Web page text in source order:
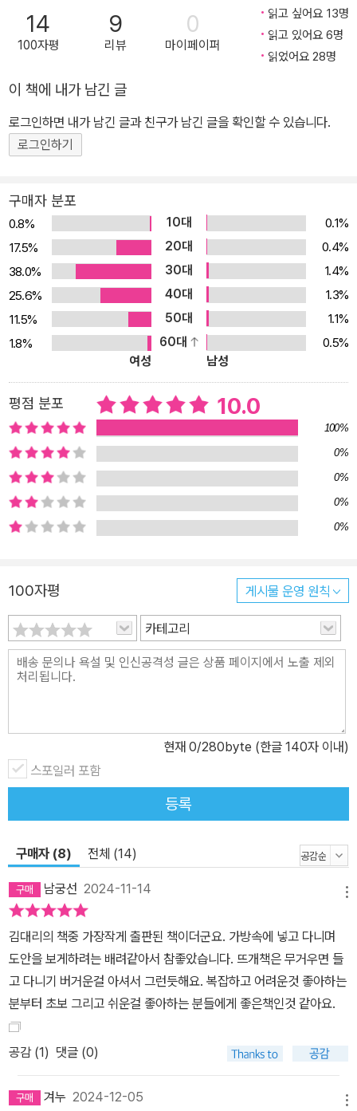
카디건을 떠볼 수 있는 ‘플랫베리 숄칼라 카디건’, 여름에도 뜨개를 놓
고 싶지 않은 사람들을 위한 ‘스퀘어넥 플레어 티’, 바느질 없이 칼라
부터 완성되는 ‘코위찬 칼라 스웨터’, 탑다운이지만 바텀업 같은 소매
리야스뜨기로 완성하는 ‘빙봉 스웨터’, 탑다운으로 뜨는 아란무늬의
‘플랫베리 스웨터’, 2시간 안에 완성하는 ‘알파카 부클 비니’, 1시간에
한 짝을 완성하는 ‘청키 탑다운 손모아장갑’, 배색이 어려운 사람들이
만 모았다 이번 책의 주제를 하나로 꼽자면 ‘더 쉽게 뜨는 탑다운 도
안’이라고 할 수 있다. 몸의 앞뒤판과 소매를 따로 떠서 바느질로 잇는
바텀업은 각각에 디테일하게 코의 가감을 할 수 있어 몸에 꼭 맞춘 핏
을 만들 수 있지만, 무엇보다 번거롭고 귀찮다는 단점이 있다. 이런 번
거로움 때문에 초중급자들은 흔히 바텀업을 어렵다고 여기고 포기하
고 만다. 김대리는 그런 점에서 착안해 모든 도안을 탑다운으로 만들
면서도 바텀업 도안에 결코 뒤떨어지지 않는 자연스러운 소매산과 절
묘한 핏을 만들었다. 되돌아뜨기를 어떻게 배치하고 코의 줄임과 늘
때문에 심혈을 기울여 도안을 만들고 수정을 거듭해 완성해냈다. 또
이 책에 실린 도안은 모두 어디에도 공개되지 않은 미공개 도안이다.
이는 국내에서 가장 활발하게 디자인을 출시하는 작가 중 한 명인 김
대리이기에 가능한 구성으로, 한 권으로 10개의 도안을 모두 떠볼 수
있다는 점이 큰 메리트로 다가온다. ㅤ “그래서 뜨개가 좋다” ‘뜨개
인’으로 사는 즐거움을 이야기하는 김대리 에세이 수록 김대리가 등
서 영감을 얻는지, 요즘 관심사는 무엇인지, 뜨개에 관해 어떤 생각을
하고 있는지 궁금해한다. 이번 책에서는 그런 궁금증을 해소하고자
김대리의 내밀한 개인적인 면면을 가득 담았다. 먼저 모든 도안의 첫
장에는 김대리가 영감을 받은 오브제나 풍경을 직접 찍은 사진을 담
았다. 사진 속에는 실이나 스와치, 어느 날 바라본 하늘, 일상에서 흘
떻게 뜨개를 시작했고 지금은 뜨개에서 어떤 즐거움을 찾는지 등 소
소하지만 진솔한 이야기를 서툴지만 진솔한 이야기를 ‘뜨개인’들과
나눈다. ㅤ 뜨개 팁과 기법 기초까지! 쉬운 설명의 도안과 QR 코드 동
영상으로 나만의 옷을 완성하세요 김대리 책만의 고유한 시스템은 바
다. QR 코드를 찍으면 그림 도안의 확대 버전, 각 부분에 사용된 기법
의 영상, 도안에 대한 설명까지 한 곳에서 확인할 수 있다. 특정 기법
이 생각나지 않을 때나 뜨는 방법이 헷갈릴 때 유용하게 사용할 수 있
는 QR 코드를 통해 더욱 손쉽게 뜨개를 즐길 수 있다. 또 이번 책에는
니트를 세탁하는 방법, 콘티넨털 뜨기의 방법과 장점, 매직루프와 D
PN, 게이지 내는 법, 도안 읽는 법 등 다양한 뜨개 팁이 포함되어 있
어 초보자는 물론 어느 정도 뜨개를 해본 사람이라도 큰 도움이 될 것
14
100자평
9
리뷰
0
마이페이퍼
읽고 싶어요 13명
읽고 있어요 6명
읽었어요 28명
이 책에 내가 남긴 글
로그인하면 내가 남긴 글과 친구가 남긴 글을 확인할 수 있습니다.
로그인하기
구매자 분포
0.8% 10대
0.1%
17.5%
20대
0.4%
38.0%
30대
1.4%
25.6%
40대
1.3%
11.5%
50대
1.1%
1.8%
60대
0.5%
여성
남성
평점 분포 10.0
100%
0%
0%
0%
0%
100자평 게시물 운영 원칙
카테고리
현재 0/280byte (한글 140자 이내)
스포일러 포함
등록
구매자 (8) 전체 (14)
남궁선 2024-11-14
김대리의 책중 가장작게 출판된 책이더군요. 가방속에 넣고 다니며
도안을 보게하려는 배려같아서 참좋았습니다. 뜨개책은 무거우면 들
고 다니기 버거운걸 아셔서 그런듯해요. 복잡하고 어려운것 좋아하는
분부터 초보 그리고 쉬운걸 좋아하는 분들에게 좋은책인것 같아요.
공감 (1) 댓글 (0)
겨누 2024-12-05